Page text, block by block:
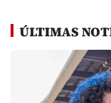
ÚLTIMAS